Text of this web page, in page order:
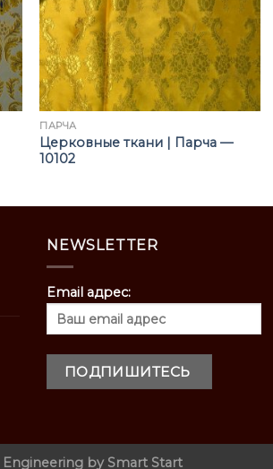
ПАРЧА
Церковные ткани | Парча —
10102
NEWSLETTER
Email адрес:
Engineering by Smart Start